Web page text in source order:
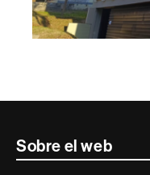
Contacte
Sobre el web